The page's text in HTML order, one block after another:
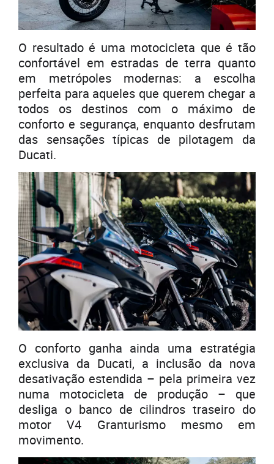
O resultado é uma motocicleta que é tão
confortável em estradas de terra quanto
em metrópoles modernas: a escolha
perfeita para aqueles que querem chegar a
todos os destinos com o máximo de
conforto e segurança, enquanto desfrutam
das sensações típicas de pilotagem da
Ducati.
O conforto ganha ainda uma estratégia
exclusiva da Ducati, a inclusão da nova
desativação estendida – pela primeira vez
numa motocicleta de produção – que
desliga o banco de cilindros traseiro do
motor V4 Granturismo mesmo em
movimento.